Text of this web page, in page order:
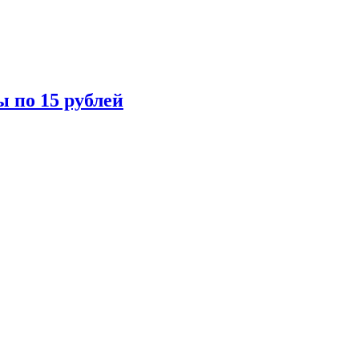
по 15 рублей